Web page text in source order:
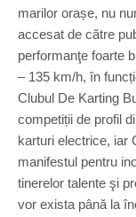
marilor orașe, nu
accesat de către
performanţe foarte
– 135 km/h, în
Clubul De Karting
competiții de profil
karturi electrice, iar
manifestul pentru
tinerelor talente şi
vor exista până la